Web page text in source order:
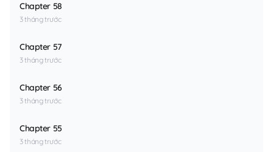
Chapter 58
3 tháng trước
Chapter 57
3 tháng trước
Chapter 56
3 tháng trước
Chapter 55
3 tháng trước